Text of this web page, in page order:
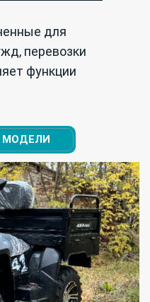
для
перевозки
функции
МОДЕЛИ